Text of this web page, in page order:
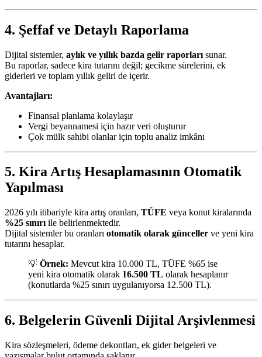
4. Şeffaf ve Detaylı Raporlama
Dijital sistemler, aylık ve yıllık bazda gelir raporları sunar.
Bu raporlar, sadece kira tutarını değil; gecikme sürelerini, ek
giderleri ve toplam yıllık geliri de içerir.
Avantajları:
Finansal planlama kolaylaşır
Vergi beyannamesi için hazır veri oluşturur
Çok mülk sahibi olanlar için toplu analiz imkânı
5. Kira Artış Hesaplamasının Otomatik
Yapılması
2026 yılı itibariyle kira artış oranları, TÜFE veya konut kiralarında
%25 sınırı ile belirlenmektedir.
Dijital sistemler bu oranları otomatik olarak günceller ve yeni kira
tutarını hesaplar.
💡 Örnek: Mevcut kira 10.000 TL, TÜFE %65 ise
yeni kira otomatik olarak 16.500 TL olarak hesaplanır
(konutlarda %25 sınırı uygulanıyorsa 12.500 TL).
6. Belgelerin Güvenli Dijital Arşivlenmesi
Kira sözleşmeleri, ödeme dekontları, ek gider belgeleri ve